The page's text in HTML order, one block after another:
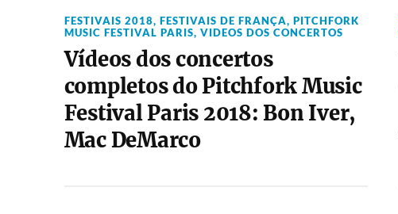
FESTIVAIS 2018, FESTIVAIS DE FRANÇA, PITCHFORK
MUSIC FESTIVAL PARIS, VIDEOS DOS CONCERTOS
Vídeos dos concertos
completos do Pitchfork Music
Festival Paris 2018: Bon Iver,
Mac DeMarco